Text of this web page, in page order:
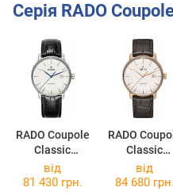
Серія RADO
RADO Coupole
Classic
Automatic
R22876015
RADO
Classic
Automatic
R22877025
від
81 430 грн.
від
84 680 грн.